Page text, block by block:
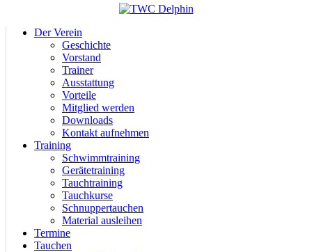
Der Verein
Geschichte
Vorstand
Trainer
Ausstattung
Vorteile
Mitglied werden
Downloads
Kontakt aufnehmen
Training
Schwimmtraining
Gerätetraining
Tauchtraining
Tauchkurse
Schnuppertauchen
Material ausleihen
Termine
Tauchen